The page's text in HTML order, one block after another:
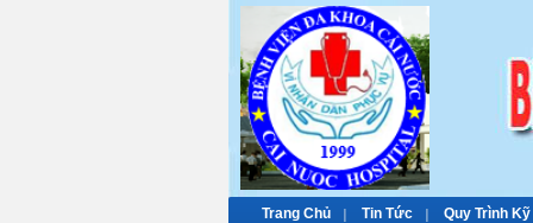
Trang Chủ Tin Tức Quy Trình